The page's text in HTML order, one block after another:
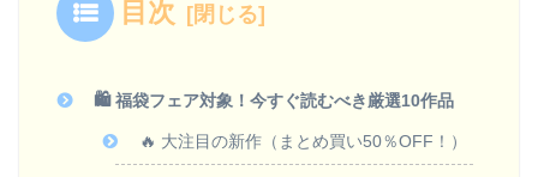
目次
🛍️ 福袋フェア対象！今すぐ読むべき厳選10作品
🔥 大注目の新作（まとめ買い50％OFF！）